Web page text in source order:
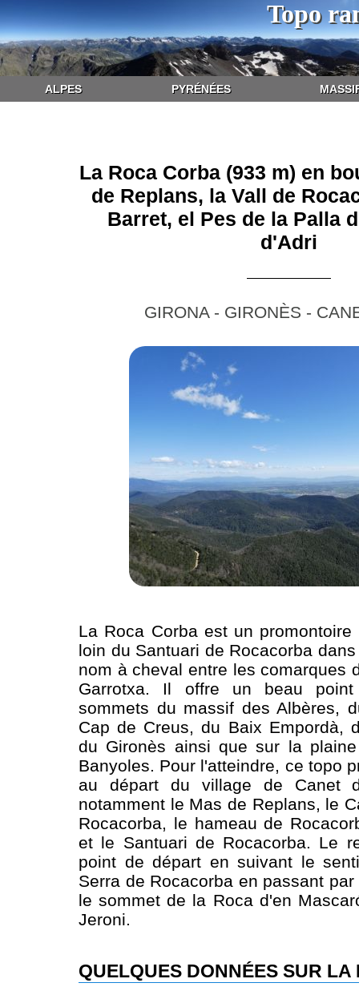
Topo
ALPES PYRÉNÉES
La Roca Corba (933 m) en
de Replans, la Vall de
Barret, el Pes de la Palla
d'Adri
GIRONA - GIRONÈS -
La Roca Corba est un
loin du Santuari de Rocacorba
nom à cheval entre les comarques
Garrotxa. Il offre un beau
sommets du massif des Albères,
Cap de Creus, du Baix Empordà,
du Gironès ainsi que sur la
Banyoles. Pour l'atteindre, ce topo
au départ du village de Canet
notamment le Mas de Replans, le
Rocacorba, le hameau de
et le Santuari de Rocacorba. Le
point de départ en suivant le
Serra de Rocacorba en passant
le sommet de la Roca d'en
Jeroni.
QUELQUES DONNÉES SUR LA